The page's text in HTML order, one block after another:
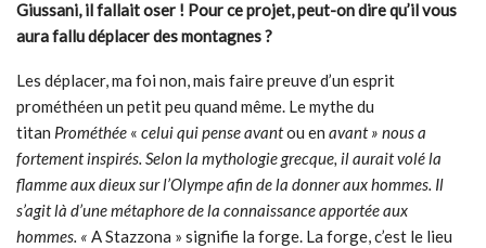
Giussani, il fallait oser ! Pour ce projet, peut-on dire qu’il vous
aura fallu déplacer des montagnes ?
Les déplacer, ma foi non, mais faire preuve d’un esprit
prométhéen un petit peu quand même. Le mythe du
titan Prométhée « celui qui pense avantou en avant » nous a
fortement inspirés. Selon la mythologie grecque, il aurait volé la
flamme aux dieux sur l’Olympe afin de la donner aux hommes. Il
s’agit là d’une métaphore de la connaissance apportée aux
hommes. « A Stazzona » signifie la forge. La forge, c’est le lieu